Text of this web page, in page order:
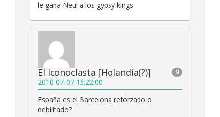
le gana Neu! a los gypsy kings
9
El Iconoclasta [Holandia(?)]
2010-07-07 15:22:00
España es el Barcelona reforzado o
debilitado?